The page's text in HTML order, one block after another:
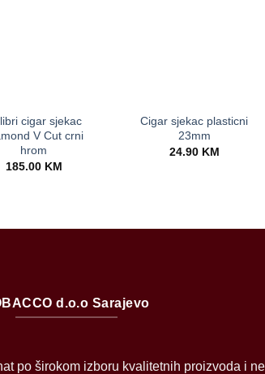
cigar sjekac
V Cut crni
hrom
185.00 KM
Cigar sjekac plasticni
23mm
24.90 KM
d.o.o Sarajevo
po širokom izboru kvalitetnih proizvoda i